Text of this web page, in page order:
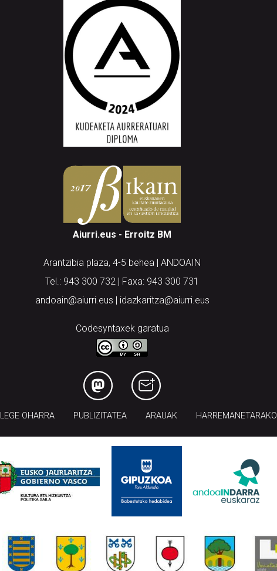
Aiurri.eus - Erroitz BM
Arantzibia plaza, 4-5 behea | ANDOAIN
Tel.: 943 300 732 | Faxa: 943 300 731
andoain@aiurri.eus | idazkaritza@aiurri.eus
Codesyntaxek garatua
LEGE OHARRA PUBLIZITATEA ARAUAK HARREMANETARAKO